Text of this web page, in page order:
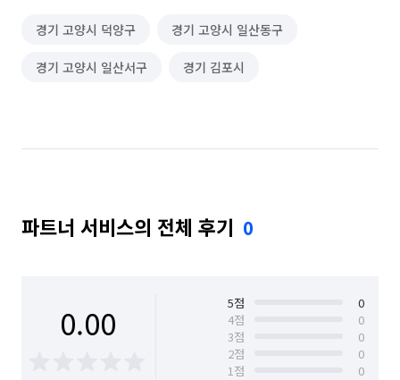
경기 고양시 덕양구 경기 고양시 일산동구
경기 고양시 일산서구 경기 김포시
파트너 서비스의 전체 후기 0
0.00 5점
0
4점
0
3점
0
2점
0
1점
0